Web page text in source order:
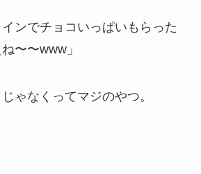
ンでチョコいっぱいもらった
〜〜www」
ゃなくってマジのやつ。